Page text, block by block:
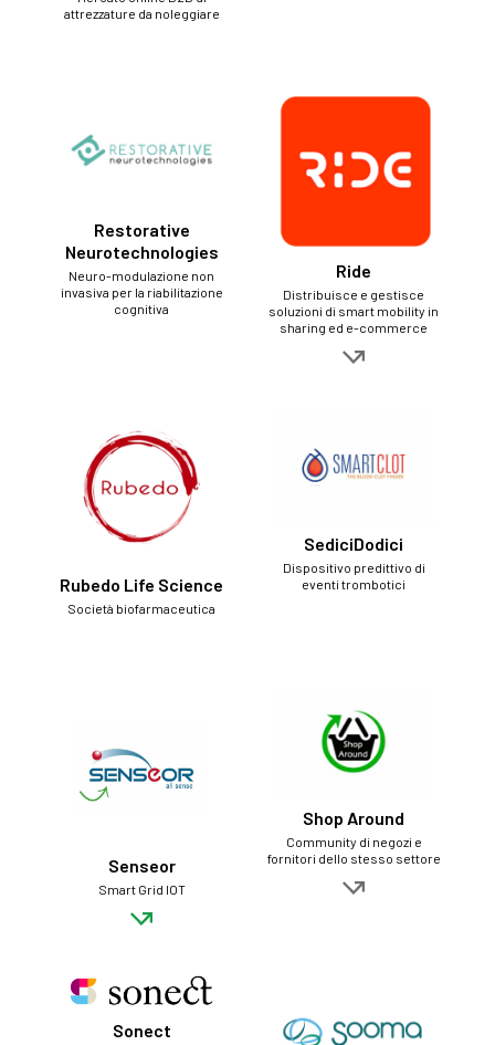
attrezzature da noleggiare
Restorative
Neurotechnologies
Neuro-modulazione non
invasiva per la riabilitazione
cognitiva
Ride
Distribuisce e gestisce
soluzioni di smart mobility in
sharing ed e-commerce
Rubedo Life Science
Società biofarmaceutica
SediciDodici
Dispositivo predittivo di
eventi trombotici
Senseor
Smart Grid IOT
Shop Around
Community di negozi e
fornitori dello stesso settore
Sonect